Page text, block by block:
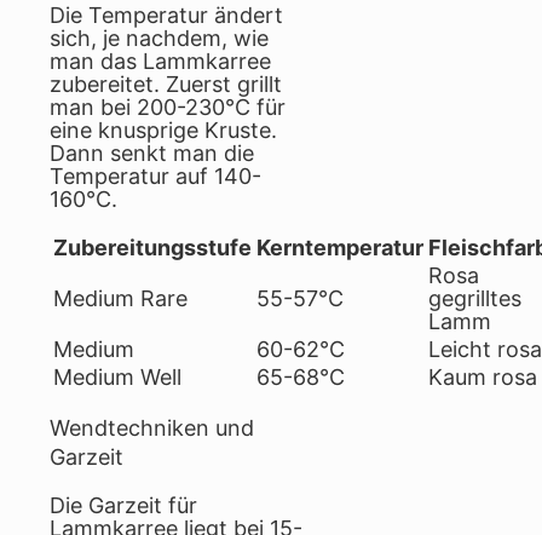
Die Temperatur ändert
sich, je nachdem, wie
man das Lammkarree
zubereitet. Zuerst grillt
man bei 200-230°C für
eine knusprige Kruste.
Dann senkt man die
Temperatur auf 140-
160°C.
Zubereitungsstufe Kerntemperatur
Medium Rare
55-57°C
Rosa
gegrilltes
Lamm
Medium
60-62°C
Leicht rosa
Medium Well
65-68°C
Kaum rosa
Wendtechniken und
Garzeit
Die Garzeit für
Lammkarree liegt bei 15-